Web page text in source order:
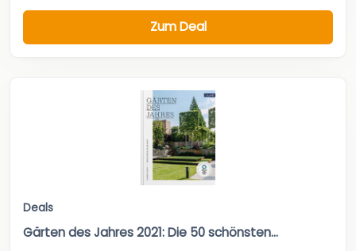
Zum Deal
Deals
Gärten des Jahres 2021: Die 50 schönsten...